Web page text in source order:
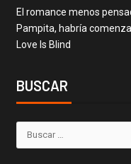
El romance menos
Pampita, habría
Love Is Blind
BUSCAR